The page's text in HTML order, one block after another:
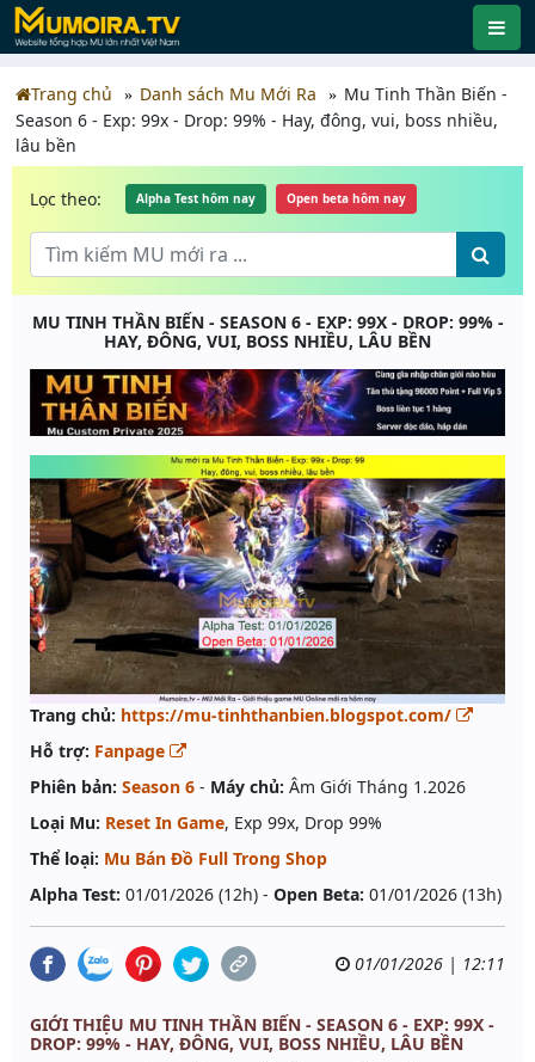
Trang chủ Danh sách Mu Mới Ra
Mu Tinh Thần Biến -
Season 6 - Exp: 99x - Drop: 99% - Hay, đông, vui, boss nhiều,
lâu bền
Lọc theo: Alpha Test hôm nay Open beta hôm nay
MU TINH THẦN BIẾN - SEASON 6 - EXP: 99X - DROP: 99% -
HAY, ĐÔNG, VUI, BOSS NHIỀU, LÂU BỀN
Trang chủ: https://mu-tinhthanbien.blogspot.com/
Hỗ trợ: Fanpage
Phiên bản: Season 6 - Máy chủ: Âm Giới Tháng 1.2026
Loại Mu: Reset In Game, Exp 99x, Drop 99%
Thể loại: Mu Bán Đồ Full Trong Shop
Alpha Test: 01/01/2026 (12h) - Open Beta: 01/01/2026 (13h)
01/01/2026 | 12:11
GIỚI THIỆU MU TINH THẦN BIẾN - SEASON 6 - EXP: 99X -
DROP: 99% - HAY, ĐÔNG, VUI, BOSS NHIỀU, LÂU BỀN